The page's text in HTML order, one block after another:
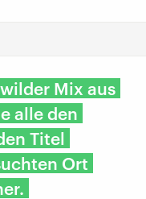
Mix aus
alle den
Titel
Ort